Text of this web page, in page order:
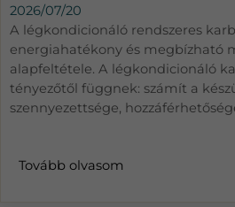
2026/07/20
A légkondicionáló rendszeres
energiahatékony és megbízható
alapfeltétele. A légkondicionáló
tényezőtől függnek: számít a
szennyezettsége,
Tovább olvasom